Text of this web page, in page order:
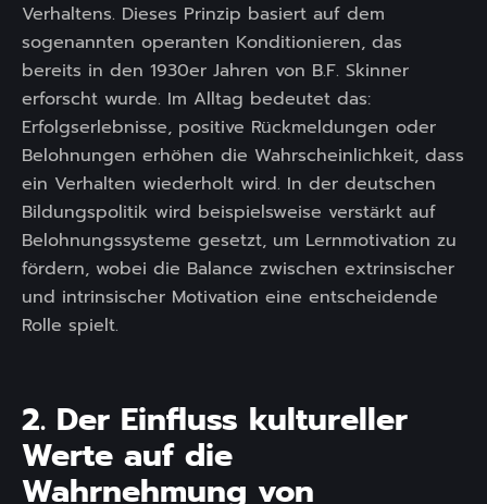
Verhaltens. Dieses Prinzip basiert auf dem
sogenannten operanten Konditionieren, das
bereits in den 1930er Jahren von B.F. Skinner
erforscht wurde. Im Alltag bedeutet das:
Erfolgserlebnisse, positive Rückmeldungen oder
Belohnungen erhöhen die Wahrscheinlichkeit, dass
ein Verhalten wiederholt wird. In der deutschen
Bildungspolitik wird beispielsweise verstärkt auf
Belohnungssysteme gesetzt, um Lernmotivation zu
fördern, wobei die Balance zwischen extrinsischer
und intrinsischer Motivation eine entscheidende
Rolle spielt.
2. Der Einfluss kultureller
Werte auf die
Wahrnehmung von